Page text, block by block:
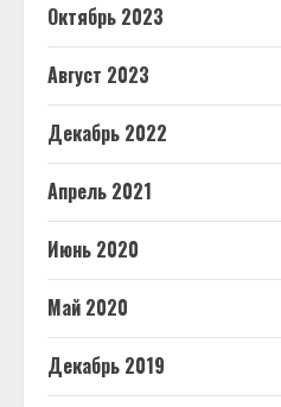
Октябрь 2023
Август 2023
Декабрь 2022
Апрель 2021
Июнь 2020
Май 2020
Декабрь 2019